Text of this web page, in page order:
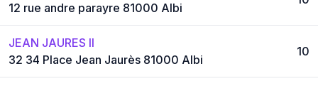
12 rue andre parayre 81000 Albi
JEAN JAURES II
32 34 Place Jean Jaurès 81000 Albi
10